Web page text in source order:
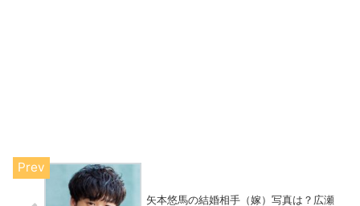
矢本悠馬の結婚相手（嫁）写真は？広瀬